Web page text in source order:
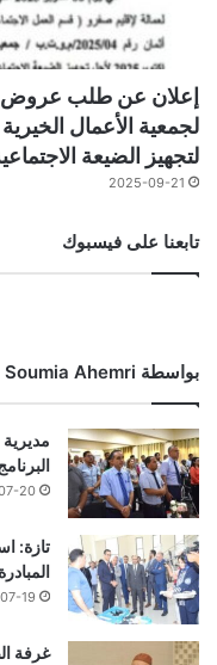
لجمعية الأعمال
لتجهيز الضيعة
2025-09-21
تابعنا على فيسبوك
بواسطة Soumia Ahemri
البرنامج
20
19
غرفة